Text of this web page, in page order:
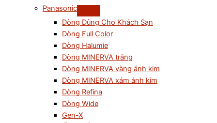
Panasonic
Dòng Dùng Cho Khách Sạn
Dòng Full Color
Dòng Halumie
Dòng MINERVA trắng
Dòng MINERVA vàng ánh kim
Dòng MINERVA xám ánh kim
Dòng Refina
Dòng Wide
Gen-X